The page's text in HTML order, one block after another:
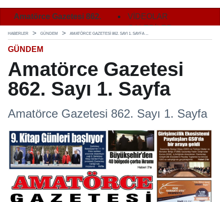
Amatörce Gazetesi 862.
Sayı 1. Sayfa
Amatörce Gazetesi 862.
Sayı 2. Sayfa
VİDEOLAR
GALERİLER
HABERLER GÜNDEM AMATÖRCE GAZETESI 862. SAYI 1. SAYFA ...
GÜNDEM
Amatörce Gazetesi
862. Sayı 1. Sayfa
Amatörce Gazetesi 862. Sayı 1. Sayfa